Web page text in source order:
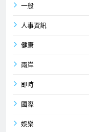
一般
人事資訊
健康
兩岸
即時
國際
娛樂